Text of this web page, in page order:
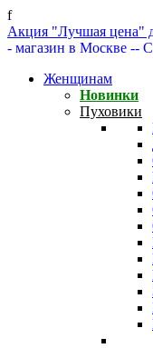
f
Акция "Лучшая цена"
- магазин в Москве --
Женщинам
Новинки
Пуховики